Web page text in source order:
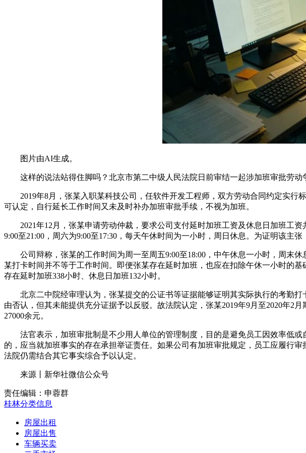
图片由AI生成。
这样的说法站得住脚吗？北京市第二中级人民法院日前审结一起涉加班审批劳动
2019年8月，张某入职某科技公司，任软件开发工程师，双方劳动合同约定实行
可认定，自行延长工作时间又未及时补办加班审批手续，不视为加班。
2021年12月，张某申请劳动仲裁，要求公司支付延时加班工资及休息日加班工资
9:00至21:00，周六为9:00至17:30，每天午休时间为一小时，周日休息。为证明该主
公司辩称，张某的工作时间为周一至周五9:00至18:00，中午休息一小时，周末
某打卡时间并不等于工作时间。即便张某存在延时加班，也应在扣除午休一小时的
存在延时加班338小时、休息日加班132小时。
北京二中院经审理认为，张某提交的公证书等证据能够证明其实际执行的考勤打
由否认，但其未能提供充分证据予以反驳。故法院认定，张某2019年9月至2020年2
27000余元。
法官表示，加班审批制是不少用人单位的管理制度，目的是避免员工因效率低或
的，应当就加班事实的存在承担举证责任。如果公司有加班审批规定，员工应履行
法院仍需结合其它事实综合予以认定。
来源丨新华社微信公众号
责任编辑：申蓉群
桂林分类信息
房屋出租
房屋出售
车辆买卖